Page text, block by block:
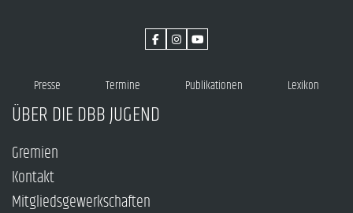
Presse Termine Publikationen Lexikon
ÜBER DIE DBB JUGEND
Gremien
Kontakt
Mitgliedsgewerkschaften